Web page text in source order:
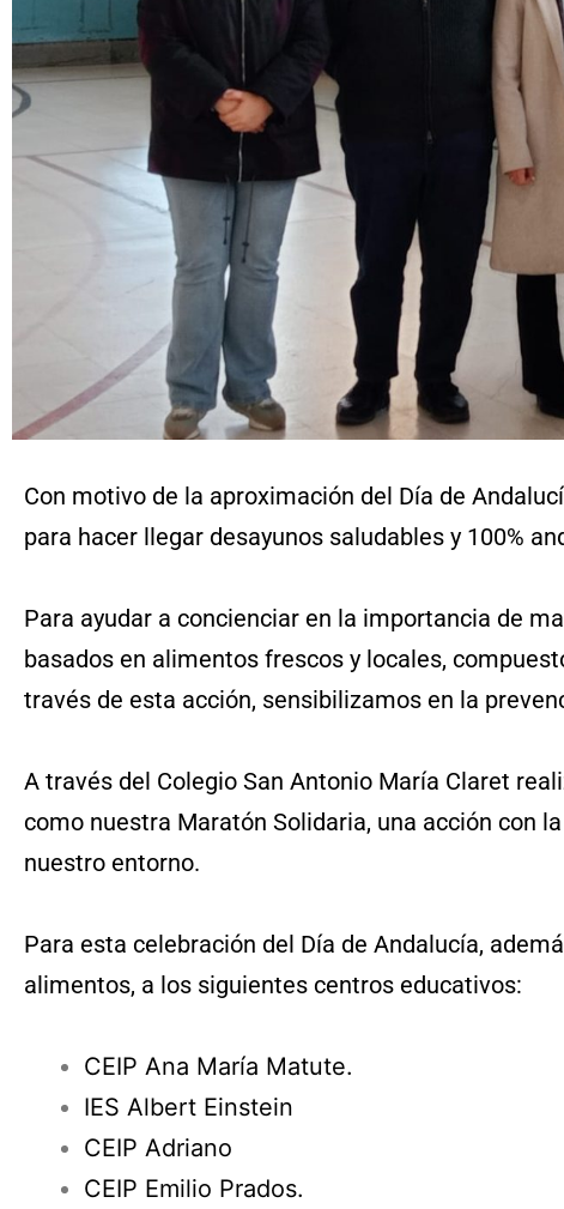
Con motivo de la aproximación del Día de
para hacer llegar desayunos saludables y 100%
Para ayudar a concienciar en la importancia de
basados en alimentos frescos y locales,
través de esta acción, sensibilizamos en la
A través del Colegio San Antonio María Claret
como nuestra Maratón Solidaria, una acción con
nuestro entorno.
Para esta celebración del Día de Andalucía,
alimentos, a los siguientes centros educativos:
CEIP Ana María Matute.
IES Albert Einstein
CEIP Adriano
CEIP Emilio Prados.